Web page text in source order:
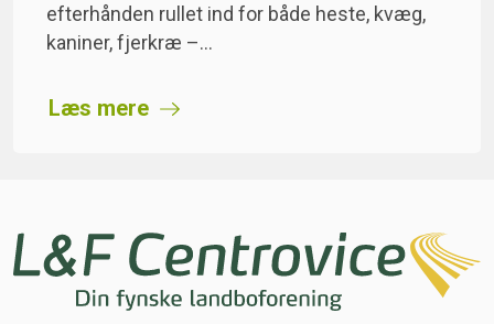
efterhånden rullet ind for både heste, kvæg,
kaniner, fjerkræ –…
Læs mere